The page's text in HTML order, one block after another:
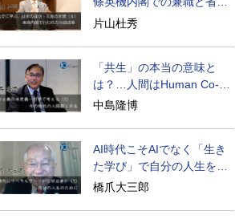
再編
片山杜秀
「共生」の本当の意味と
は？…人間はHuman Co-
becoming
中島隆博
AI時代こそAIでなく「生き
た学び」で自分の人生を膨
らませる
橋爪大三郎